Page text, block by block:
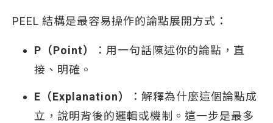
PEEL 結構是最容易操作的論點展開方式：
P（Point）
：用一句話陳述你的論點，直
接、明確。
E（Explanation）
：解釋為什麼這個論點成
立，說明背後的邏輯或機制。這一步是最多